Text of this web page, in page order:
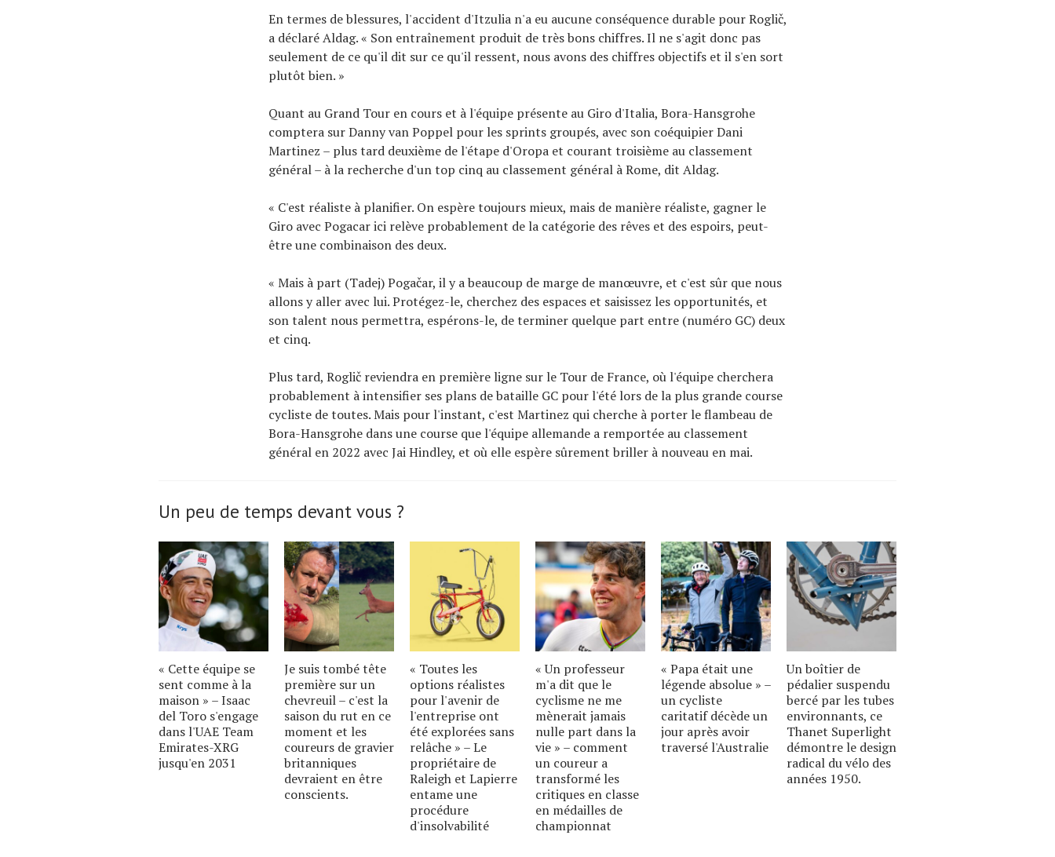
En termes de blessures, l'accident d'Itzulia n'a eu aucune conséquence durable pour Roglič,
a déclaré Aldag. « Son entraînement produit de très bons chiffres. Il ne s'agit donc pas
seulement de ce qu'il dit sur ce qu'il ressent, nous avons des chiffres objectifs et il s'en sort
plutôt bien. »
Quant au Grand Tour en cours et à l'équipe présente au Giro d'Italia, Bora-Hansgrohe
comptera sur Danny van Poppel pour les sprints groupés, avec son coéquipier Dani
Martinez – plus tard deuxième de l'étape d'Oropa et courant troisième au classement
général – à la recherche d'un top cinq au classement général à Rome, dit Aldag.
« C'est réaliste à planifier. On espère toujours mieux, mais de manière réaliste, gagner le
Giro avec Pogacar ici relève probablement de la catégorie des rêves et des espoirs, peut-
être une combinaison des deux.
« Mais à part (Tadej) Pogačar, il y a beaucoup de marge de manœuvre, et c'est sûr que nous
allons y aller avec lui. Protégez-le, cherchez des espaces et saisissez les opportunités, et
son talent nous permettra, espérons-le, de terminer quelque part entre (numéro GC) deux
et cinq.
Plus tard, Roglič reviendra en première ligne sur le Tour de France, où l'équipe cherchera
probablement à intensifier ses plans de bataille GC pour l'été lors de la plus grande course
cycliste de toutes. Mais pour l'instant, c'est Martinez qui cherche à porter le flambeau de
Bora-Hansgrohe dans une course que l'équipe allemande a remportée au classement
général en 2022 avec Jai Hindley, et où elle espère sûrement briller à nouveau en mai.
Un peu de temps devant vous ?
« Cette équipe se
sent comme à la
maison » – Isaac
del Toro s'engage
dans l'UAE Team
Emirates-XRG
jusqu'en 2031
Je suis tombé tête
première sur un
chevreuil – c'est la
saison du rut en ce
moment et les
coureurs de gravier
britanniques
devraient en être
conscients.
« Toutes les
options réalistes
pour l'avenir de
l'entreprise ont
été explorées sans
relâche » – Le
propriétaire de
Raleigh et Lapierre
entame une
procédure
d'insolvabilité
« Un professeur
m'a dit que le
cyclisme ne me
mènerait jamais
nulle part dans la
vie » – comment
un coureur a
transformé les
critiques en classe
en médailles de
championnat
« Papa était une
légende absolue » –
un cycliste
caritatif décède un
jour après avoir
traversé l'Australie
Un boîtier de
pédalier suspendu
bercé par les tubes
environnants, ce
Thanet Superlight
démontre le design
radical du vélo des
années 1950.